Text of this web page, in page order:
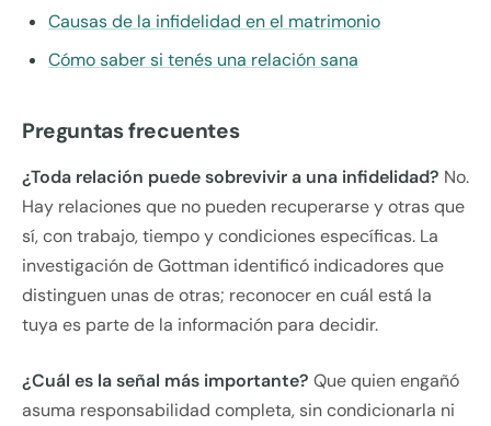
Causas de la infidelidad en el matrimonio
Cómo saber si tenés una relación sana
Preguntas frecuentes
¿Toda relación puede sobrevivir a una infidelidad? No.
Hay relaciones que no pueden recuperarse y otras que
sí, con trabajo, tiempo y condiciones específicas. La
investigación de Gottman identificó indicadores que
distinguen unas de otras; reconocer en cuál está la
tuya es parte de la información para decidir.
¿Cuál es la señal más importante? Que quien engañó
asuma responsabilidad completa, sin condicionarla ni